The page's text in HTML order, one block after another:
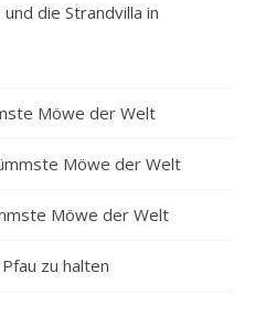
die Strandvilla in
Möwe der Welt
Möwe der Welt
Möwe der Welt
zu halten